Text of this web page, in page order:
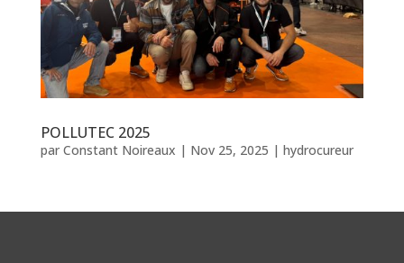
POLLUTEC 2025
par Constant Noireaux | Nov 25, 2025 | hydrocureur